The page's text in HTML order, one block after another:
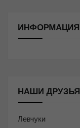
ИНФОРМАЦИЯ
НАШИ ДРУЗЬЯ
Левчуки